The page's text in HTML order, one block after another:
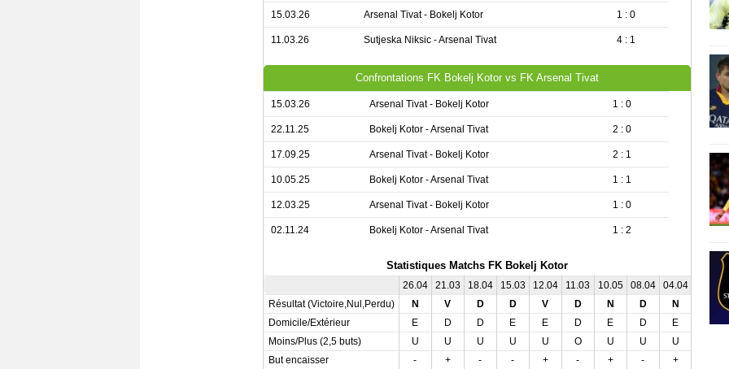
15.03.26 Arsenal Tivat - Bokelj Kotor 1 : 0
11.03.26 Sutjeska Niksic - Arsenal Tivat 4 : 1
Confrontations FK Bokelj Kotor vs FK Arsenal Tivat
15.03.26 Arsenal Tivat - Bokelj Kotor 1 : 0
22.11.25 Bokelj Kotor - Arsenal Tivat 2 : 0
17.09.25 Arsenal Tivat - Bokelj Kotor 2 : 1
10.05.25 Bokelj Kotor - Arsenal Tivat 1 : 1
12.03.25 Arsenal Tivat - Bokelj Kotor 1 : 0
02.11.24 Bokelj Kotor - Arsenal Tivat 1 : 2
Statistiques Matchs FK Bokelj Kotor
26.04 21.03 18.04 15.03 12.04 11.03 10.05 08.04 04.04
02.05
Résultat (Victoire,Nul,Perdu)
N V D D V D N D N
Domicile/Extérieur
E D D E E D E D E
D
Moins/Plus (2,5 buts)
U U U U U O U U U
But encaisser
- + - - + - + - +